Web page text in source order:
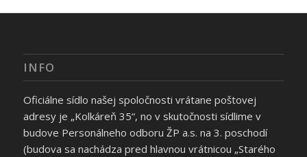
INFO
Oficiálne sídlo našej spoločnosti vrátane poštovej
adresy je „Kolkáreň 35“, no v skutočnosti sídlime v
budove Personálneho odboru ŽP a.s. na 3. poschodí
(budova sa nachádza pred hlavnou vrátnicou „Starého